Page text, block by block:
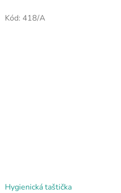
Kód: 418/A
Hygienická taštička